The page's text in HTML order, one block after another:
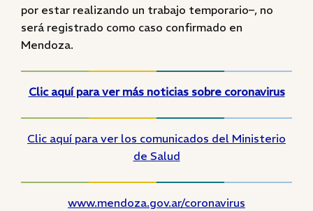
por estar realizando un trabajo temporario–, no
será registrado como caso confirmado en
Mendoza.
Clic aquí para ver más noticias sobre coronavirus
Clic aquí para ver los comunicados del Ministerio
de Salud
www.mendoza.gov.ar/coronavirus